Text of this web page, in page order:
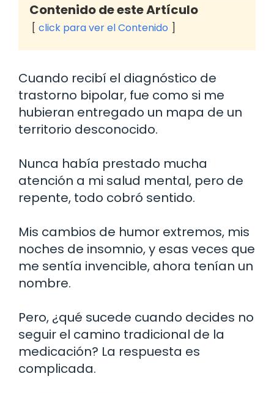
Contenido de este Artículo
click para ver el Contenido
Cuando recibí el diagnóstico de
trastorno bipolar, fue como si me
hubieran entregado un mapa de un
territorio desconocido.
Nunca había prestado mucha
atención a mi salud mental, pero de
repente, todo cobró sentido.
Mis cambios de humor extremos, mis
noches de insomnio, y esas veces que
me sentía invencible, ahora tenían un
nombre.
Pero, ¿qué sucede cuando decides no
seguir el camino tradicional de la
medicación? La respuesta es
complicada.